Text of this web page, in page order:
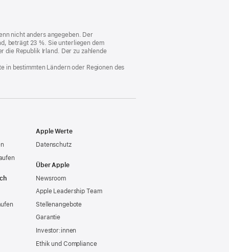
nicht anders angegeben. Der
beträgt 23 %. Sie unterliegen dem
die Republik Irland. Der zu zahlende
in bestimmten Ländern oder Regionen des
Apple Werte
Datenschutz
Über Apple
Newsroom
Apple Leadership Team
Stellenangebote
Garantie
Investor:innen
Ethik und Compliance